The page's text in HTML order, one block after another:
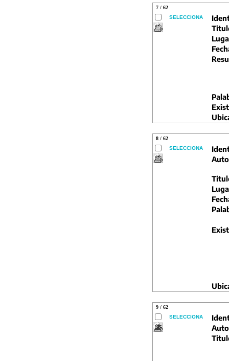
7 / 62
SELECCIONA
8 / 62
SELECCIONA
9 / 62
SELECCIONA